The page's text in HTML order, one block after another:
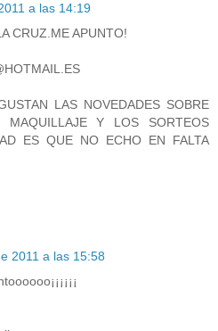
a las 14:19
CRUZ.ME APUNTO!
LAS NOVEDADES SOBRE
MAQUILLAJE Y LOS SORTEOS
ES QUE NO ECHO EN FALTA
2011 a las 15:58